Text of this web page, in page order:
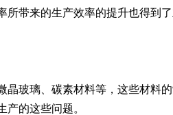
带来的生产效率的提升也得到了
玻璃、碳素材料等，这些材料
的这些问题。